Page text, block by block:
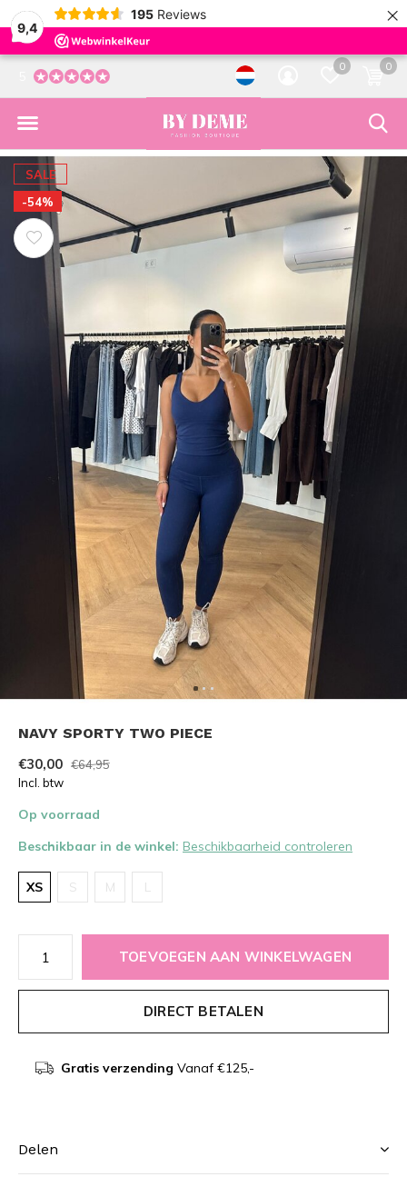
9,4
195 Reviews ×
0 0
SALE
-54%
NAVY SPORTY TWO PIECE
€30,00 €64,95
Incl. btw
Op voorraad
Beschikbaar in de winkel: Beschikbaarheid controleren
XS S M L
TOEVOEGEN AAN WINKELWAGEN
DIRECT BETALEN
Gratis verzending Vanaf €125,-
Delen